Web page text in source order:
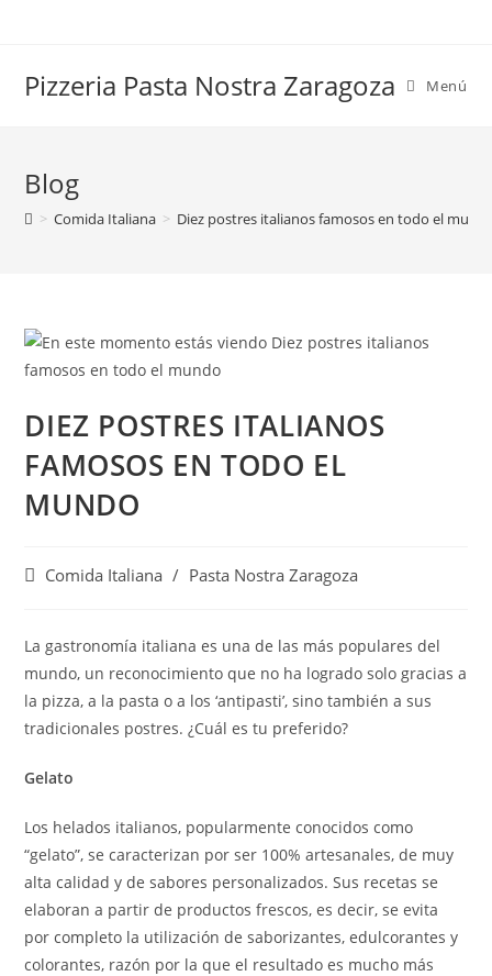
Pizzeria Pasta Nostra Zaragoza Menú
Blog
> Comida Italiana > Diez postres italianos famosos en todo el
DIEZ POSTRES ITALIANOS
FAMOSOS EN TODO EL
MUNDO
Categoría
entrada:
Comida Italiana / Pasta Nostra Zaragoza
La gastronomía italiana es una de las más populares del
mundo, un reconocimiento que no ha logrado solo gracias a
la pizza, a la pasta o a los ‘antipasti’, sino también a sus
tradicionales postres. ¿Cuál es tu preferido?
Gelato
Los helados italianos, popularmente conocidos como
“gelato”, se caracterizan por ser 100% artesanales, de muy
alta calidad y de sabores personalizados. Sus recetas se
elaboran a partir de productos frescos, es decir, se evita
por completo la utilización de saborizantes, edulcorantes y
colorantes, razón por la que el resultado es mucho más